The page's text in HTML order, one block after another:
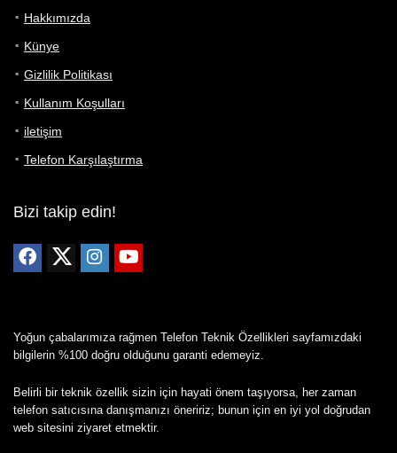
Hakkımızda
Künye
Gizlilik Politikası
Kullanım Koşulları
iletişim
Telefon Karşılaştırma
Bizi takip edin!
Yoğun çabalarımıza rağmen Telefon Teknik Özellikleri sayfamızdaki
bilgilerin %100 doğru olduğunu garanti edemeyiz.
Belirli bir teknik özellik sizin için hayati önem taşıyorsa, her zaman
telefon satıcısına danışmanızı öneririz; bunun için en iyi yol doğrudan
web sitesini ziyaret etmektir.